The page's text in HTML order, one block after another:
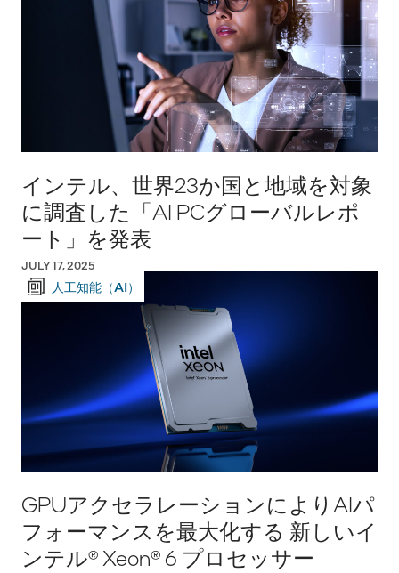
インテル、世界23か国と地域を対象
に調査した「AI PCグローバルレポ
ート」を発表
JULY 17, 2025
人工知能（AI）
GPUアクセラレーションによりAIパ
フォーマンスを最大化する 新しいイ
ンテル® Xeon® 6 プロセッサー